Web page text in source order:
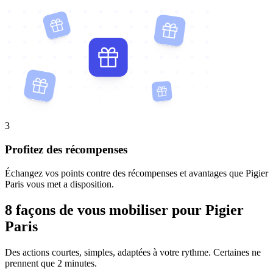
3
Profitez des récompenses
Échangez vos points contre des récompenses et avantages que Pigier
Paris vous met a disposition.
8 façons de vous mobiliser pour Pigier
Paris
Des actions courtes, simples, adaptées à votre rythme. Certaines ne
prennent que 2 minutes.